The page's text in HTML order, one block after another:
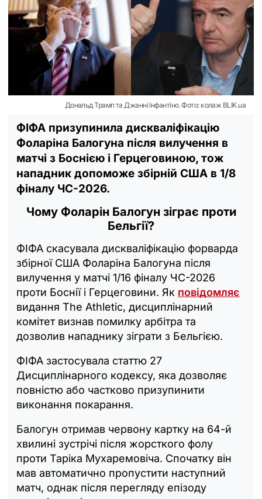
Дональд Трамп та Джанні Інфантіно. Фото: колаж BLIK.ua
ФІФА призупинила дискваліфікацію
Фоларіна Балогуна після вилучення в
матчі з Боснією і Герцеговиною, тож
нападник допоможе збірній США в 1/8
фіналу ЧС-2026.
Чому Фоларін Балогун зіграє проти
Бельгії?
ФІФА скасувала дискваліфікацію форварда
збірної США Фоларіна Балогуна після
вилучення у матчі 1/16 фіналу ЧС-2026
проти Боснії і Герцеговини. Як повідомляє
видання The Athletic, дисциплінарний
комітет визнав помилку арбітра та
дозволив нападнику зіграти з Бельгією.
ФІФА застосувала статтю 27
Дисциплінарного кодексу, яка дозволяє
повністю або частково призупинити
виконання покарання.
Балогун отримав червону картку на 64-й
хвилині зустрічі після жорсткого фолу
проти Таріка Мухаремовіча. Спочатку він
мав автоматично пропустити наступний
матч, однак після перегляду епізоду